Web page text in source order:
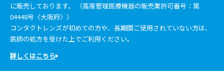
に販売しております。 （高度管理医療機器の販売業許可番号：第
04448号〈大阪府〉）
コンタクトレンズが初めての方や、長期間ご使用されていない方は、
医師の処方を受けた上でご利用ください。
詳しくはこちら